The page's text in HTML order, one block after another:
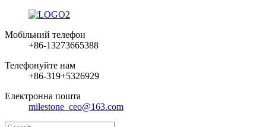
Мобільний телефон
+86-13273665388
Телефонуйте нам
+86-319+5326929
Електронна пошта
milestone_ceo@163.com